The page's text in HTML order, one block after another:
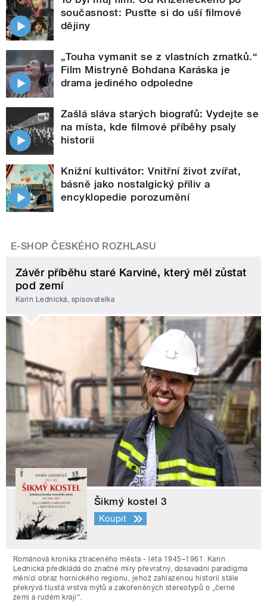
současnost: Pusťte si do uší filmové
dějiny
„Touha vymanit se z vlastních zmatků.“
Film Mistryně Bohdana Karáska je
drama jediného odpoledne
Zašlá sláva starých biografů: Vydejte se
na místa, kde filmové příběhy psaly
historii
Knižní kultivátor: Vnitřní život zvířat,
básně jako nostalgický příliv a
encyklopedie porozumění
E-SHOP ČESKÉHO ROZHLASU
Závěr příběhu staré Karviné, který měl zůstat
pod zemí
Karin Lednická, spisovatelka
Šikmý kostel 3
Koupit
Románová kronika ztraceného města - léta 1945–1961. Karin
Lednická předkládá do značné míry převratný, dosavadní paradigma
měnící obraz hornického regionu, jehož zahlazenou historii stále
překrývá tlustá vrstva mýtů a zakořeněných stereotypů o „černé
zemi a rudém kraji“.